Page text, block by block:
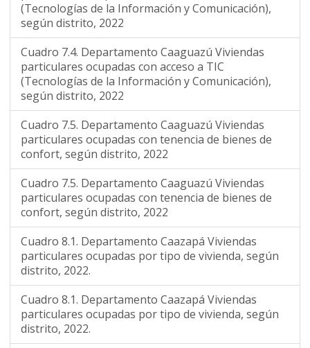
(Tecnologías de la Información y Comunicación),
según distrito, 2022
Cuadro 7.4. Departamento Caaguazú Viviendas
particulares ocupadas con acceso a TIC
(Tecnologías de la Información y Comunicación),
según distrito, 2022
Cuadro 7.5. Departamento Caaguazú Viviendas
particulares ocupadas con tenencia de bienes de
confort, según distrito, 2022
Cuadro 7.5. Departamento Caaguazú Viviendas
particulares ocupadas con tenencia de bienes de
confort, según distrito, 2022
Cuadro 8.1. Departamento Caazapá Viviendas
particulares ocupadas por tipo de vivienda, según
distrito, 2022.
Cuadro 8.1. Departamento Caazapá Viviendas
particulares ocupadas por tipo de vivienda, según
distrito, 2022.